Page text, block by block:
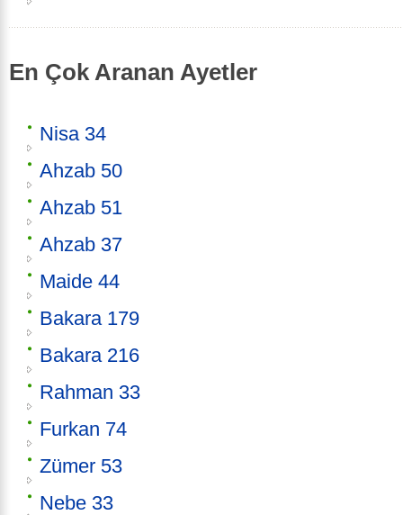
En Çok Aranan Ayetler
Nisa 34
Ahzab 50
Ahzab 51
Ahzab 37
Maide 44
Bakara 179
Bakara 216
Rahman 33
Furkan 74
Zümer 53
Nebe 33